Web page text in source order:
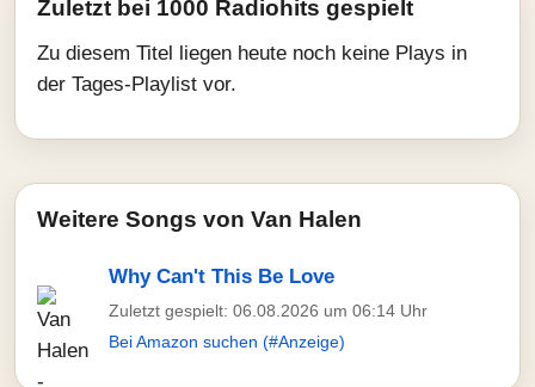
Zuletzt bei 1000 Radiohits gespielt
Zu diesem Titel liegen heute noch keine Plays in
der Tages-Playlist vor.
Weitere Songs von Van Halen
Why Can't This Be Love
Zuletzt gespielt: 06.08.2026 um 06:14 Uhr
Bei Amazon suchen (#Anzeige)